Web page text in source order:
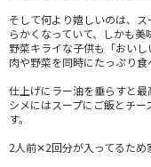
そして何より嬉しいのは、
らかくなっていて、しかも美
野菜キライな子供も「おい
肉や野菜を同時にたっぷり食
仕上げにラー油を垂らすと最
シメにはスープにご飯とチ
す。
2人前✕2回分が入ってるため